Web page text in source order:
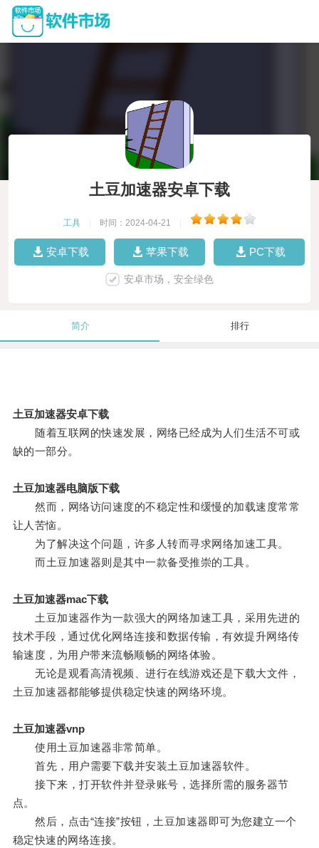
土豆加速器安卓下载
工具 时间：2024-04-21
安卓下载 苹果下载 PC下载
安卓市场，安全绿色
简介 排行
土豆加速器安卓下载
随着互联网的快速发展，网络已经成为人们生活不可或
缺的一部分。
土豆加速器电脑版下载
然而，网络访问速度的不稳定性和缓慢的加载速度常常
让人苦恼。
为了解决这个问题，许多人转而寻求网络加速工具。
而土豆加速器则是其中一款备受推崇的工具。
土豆加速器mac下载
土豆加速器作为一款强大的网络加速工具，采用先进的
技术手段，通过优化网络连接和数据传输，有效提升网络传
输速度，为用户带来流畅顺畅的网络体验。
无论是观看高清视频、进行在线游戏还是下载大文件，
土豆加速器都能够提供稳定快速的网络环境。
土豆加速器vnp
使用土豆加速器非常简单。
首先，用户需要下载并安装土豆加速器软件。
接下来，打开软件并登录账号，选择所需的服务器节
点。
然后，点击“连接”按钮，土豆加速器即可为您建立一个
稳定快速的网络连接。